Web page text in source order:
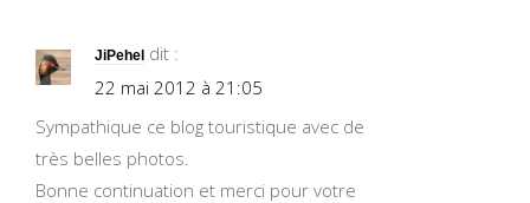
JiPehel dit :
22 mai 2012 à 21:05
Sympathique ce blog touristique avec de
très belles photos.
Bonne continuation et merci pour votre